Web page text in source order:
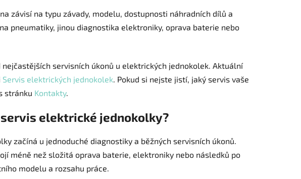
závisí na typu závady, modelu, dostupnosti náhradních dílů a
pneumatiky, jinou diagnostika elektroniky, oprava baterie nebo
servisních úkonů u elektrických jednokolek. Aktuální
Servis elektrických jednokolek. Pokud si nejste jistí, jaký servis vaše
stránku Kontakty.
elektrické jednokolky?
začíná u jednoduché diagnostiky a běžných servisních úkonů.
méně než složitá oprava baterie, elektroniky nebo následků po
modelu a rozsahu práce.